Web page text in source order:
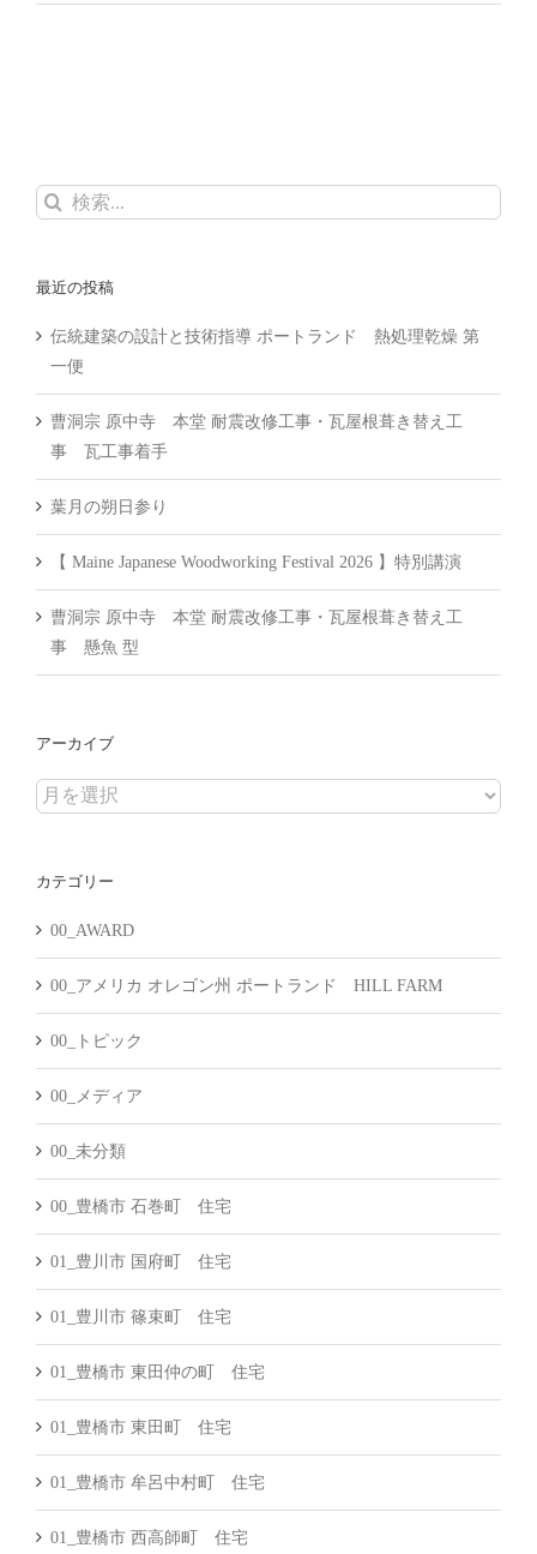
検
最近の投稿
伝統建築の設計と技術指導 ポートランド 熱処理乾燥 第
一便
曹洞宗 原中寺 本堂 耐震改修工事・瓦屋根葺き替え工
事 瓦工事着手
葉月の朔日参り
【 Maine Japanese Woodworking Festival 2026 】特別講演
曹洞宗 原中寺 本堂 耐震改修工事・瓦屋根葺き替え工
事 懸魚 型
アーカイブ
ア
イ
カテゴリー
00_AWARD
00_アメリカ オレゴン州 ポートランド HILL FARM
00_トピック
00_メディア
00_未分類
00_豊橋市 石巻町 住宅
01_豊川市 国府町 住宅
01_豊川市 篠束町 住宅
01_豊橋市 東田仲の町 住宅
01_豊橋市 東田町 住宅
01_豊橋市 牟呂中村町 住宅
01_豊橋市 西高師町 住宅